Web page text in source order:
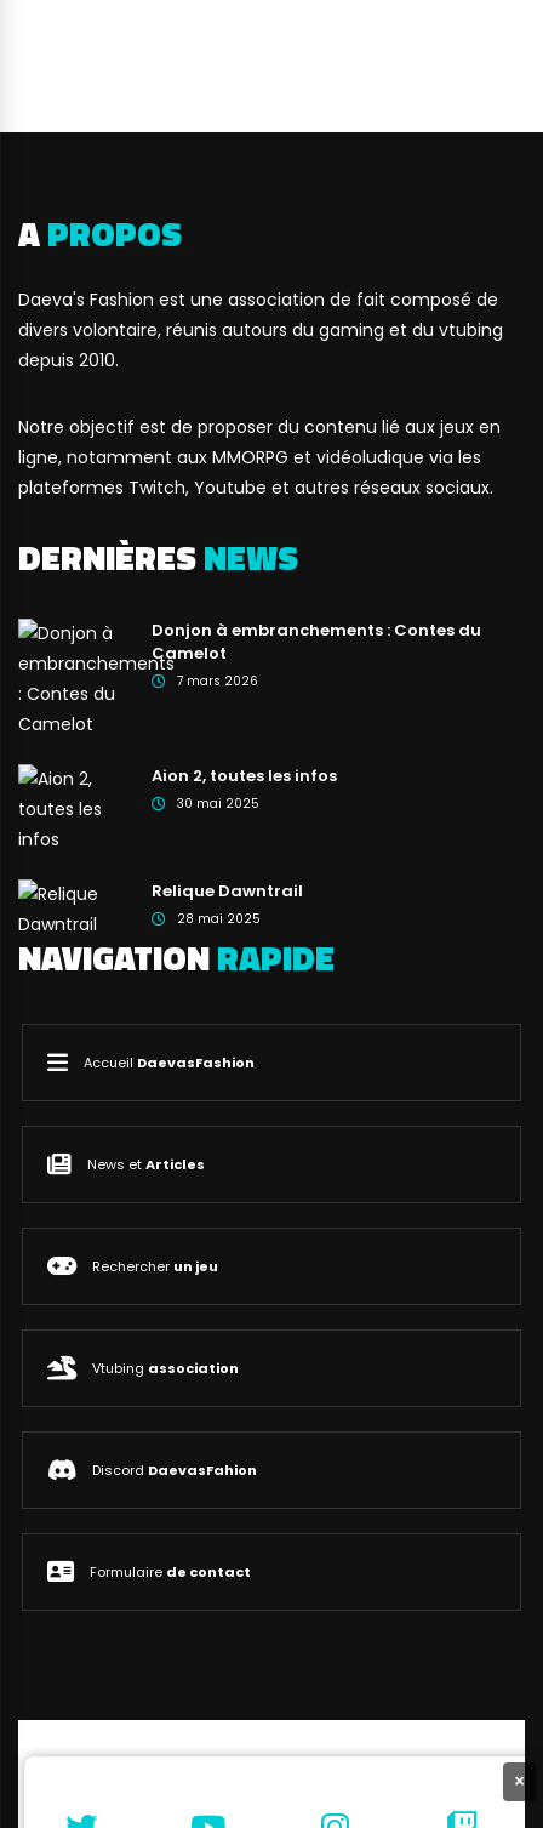
APROPOS
Daeva's Fashion est une association de fait composé de
divers volontaire, réunis autours du gaming et du vtubing
depuis 2010.
Notre objectif est de proposer du contenu lié aux jeux en
ligne, notamment aux MMORPG et vidéoludique via les
plateformes Twitch, Youtube et autres réseaux sociaux.
DERNIÈRESNEWS
Donjon à embranchements : Contes du
Camelot
7 mars 2026
Aion 2, toutes les infos
30 mai 2025
Relique Dawntrail
28 mai 2025
NAVIGATIONRAPIDE
Accueil DaevasFashion
News etArticles
Rechercher un jeu
Vtubing association
Discord DaevasFahion
Formulaire de contact
×